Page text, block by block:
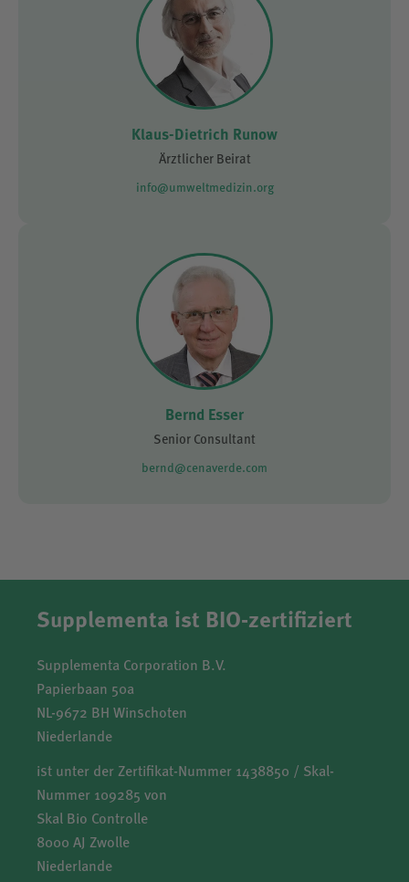
Klaus-Dietrich Runow
Ärztlicher Beirat
info@umweltmedizin.org
Bernd Esser
Senior Consultant
bernd@cenaverde.com
Supplementa ist BIO-zertifiziert
Supplementa Corporation B.V.
Papierbaan 50a
NL-9672 BH Winschoten
Niederlande
ist unter der Zertifikat-Nummer 1438850 / Skal-
Nummer 109285 von
Skal Bio Controlle
8000 AJ Zwolle
Niederlande